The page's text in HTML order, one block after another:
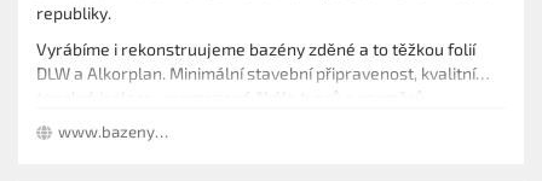
republiky.
Vyrábíme i rekonstruujeme bazény zděné a to těžkou folií
DLW a Alkorplan. Minimální stavební připravenost, kvalitní
tepelná izolace, neomezená škála tvarů a rozměrů.
zastřešení bazénů.
www.bazeny-spami.cz